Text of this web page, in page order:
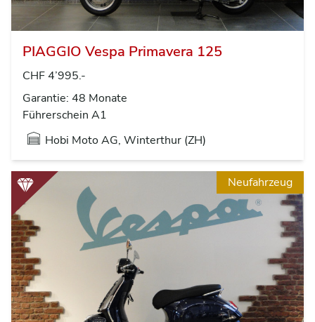
PIAGGIO Vespa Primavera 125
CHF 4’995.-
Garantie: 48 Monate
Führerschein A1
Hobi Moto AG, Winterthur (ZH)
Neufahrzeug